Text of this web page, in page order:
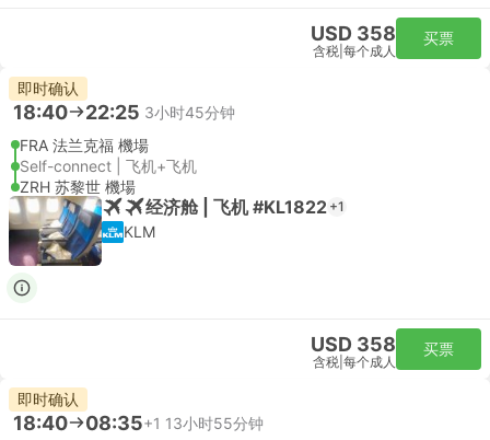
USD 358
含税 每个成人
买票
即时确认
18:40 22:25 3小时45分钟
FRA 法兰克福 機場
Self-connect | 飞机+飞机
ZRH 苏黎世 機場
经济舱 | 飞机 #KL1822 +1
KLM
USD 358
含税 每个成人
买票
即时确认
18:40 08:35+1 13小时55分钟